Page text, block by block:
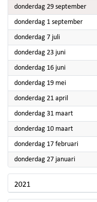
donderdag 29 september2022
donderdag 1 september2022
donderdag 7 juli2022
donderdag 23 juni2022
donderdag 16 juni2022
donderdag 19 mei2022
donderdag 21 april
donderdag 31 maart2022
donderdag 10 maart2022
donderdag 17 februari2022
donderdag 27 januari2022
2021